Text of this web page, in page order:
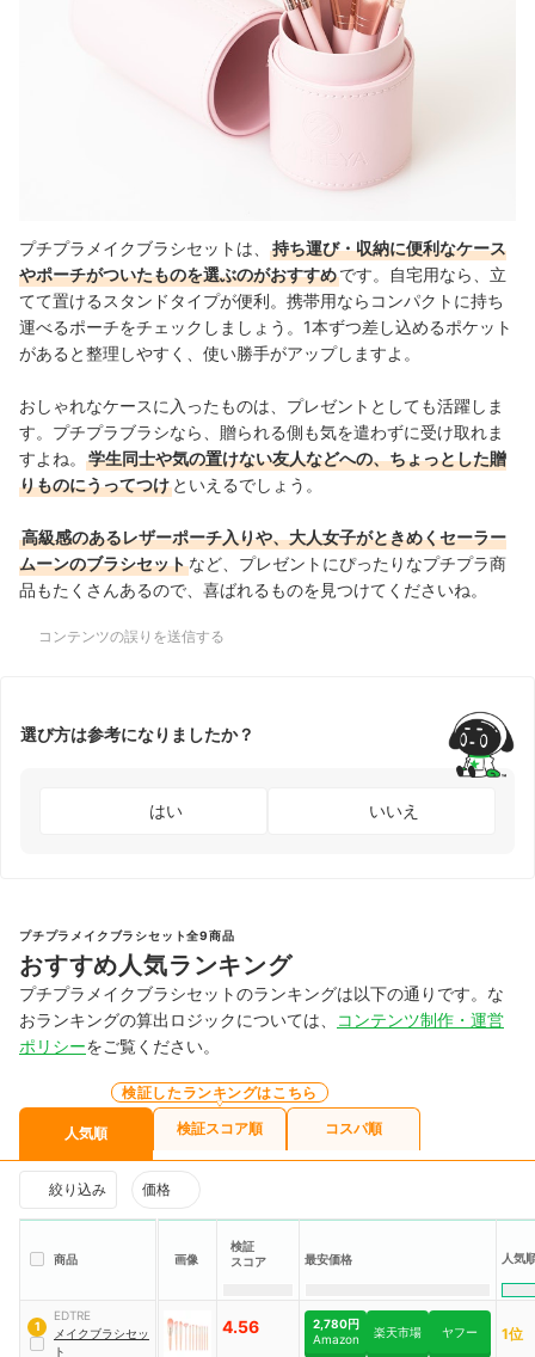
プチプラメイクブラシセットは、
持ち運び・収納に便利なケース
やポーチがついたものを選ぶのがおすすめです。自宅用なら、立
てて置けるスタンドタイプが便利。携帯用ならコンパクトに持ち
運べるポーチをチェックしましょう。1本ずつ差し込めるポケット
があると整理しやすく、使い勝手がアップしますよ。
おしゃれなケースに入ったものは、プレゼントとしても活躍しま
す。プチプラブラシなら、贈られる側も気を遣わずに受け取れま
すよね。
学生同士や気の置けない友人などへの、ちょっとした贈
りものにうってつけ といえるでしょう。
高級感のあるレザーポーチ入りや、大人女子がときめくセーラー
ムーンのブラシセットなど、プレゼントにぴったりなプチプラ商
品もたくさんあるので、喜ばれるものを見つけてくださいね。
コンテンツの誤りを送信する
選び方は参考になりましたか？
はい いいえ
プチプラメイクブラシセット全9商品
おすすめ人気ランキング
プチプラメイクブラシセットのランキングは以下の通りです。な
おランキングの算出ロジックについては、
コンテンツ制作・運営
ポリシーをご覧ください。
人気順
検証したランキングはこちら
検証スコア順 コスパ順
絞り込み 価格
商品 画像
検証
スコア
最安価格 人気
1
EDTRE
メイクブラシセッ
ト
4.56
2,780円
Amazon
楽天市場 ヤフー 1位